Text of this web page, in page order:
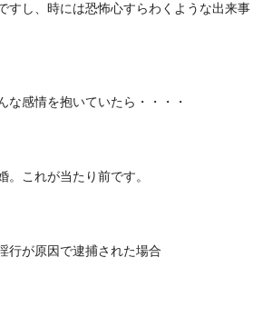
すし、時には恐怖心すらわくような出来事
な感情を抱いていたら・・・・
。これが当たり前です。
行が原因で逮捕された場合